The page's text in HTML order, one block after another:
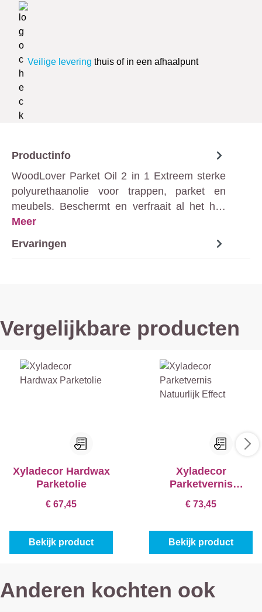
Veilige levering thuis of in een afhaalpunt
Productinfo
WoodLover Parket Oil 2 in 1 Extreem sterke
polyurethaanolie voor trappen, parket en
meubels. Beschermt en verfraait al het h…
Meer
Ervaringen
Vergelijkbare producten
Xyladecor Hardwax
Parketolie
€ 67,45
Bekijk product
Xyladecor
Parketvernis
€ 73,45
Bekijk product
Anderen kochten ook